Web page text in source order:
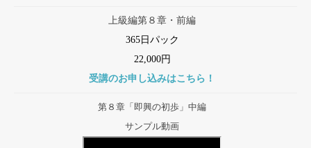
上級編第８章・前編
365日パック
22,000円
受講のお申し込みはこちら！
第８章「即興の初歩」中編
サンプル動画